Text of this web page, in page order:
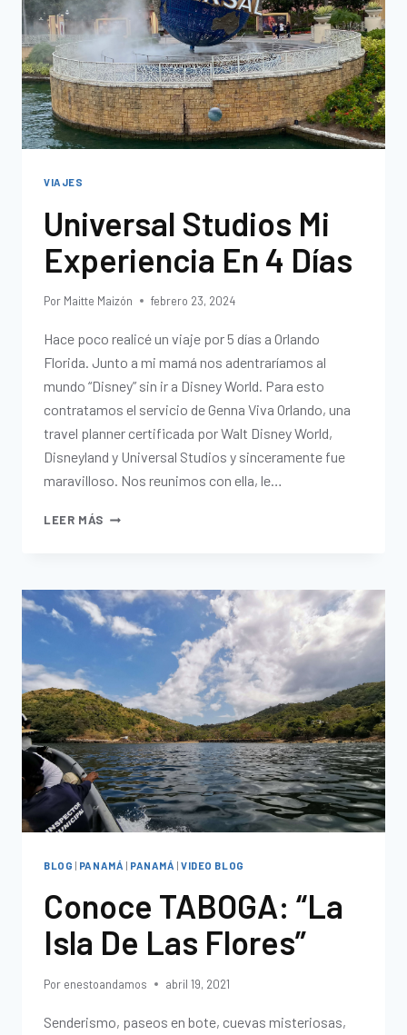
VIAJES
Universal Studios Mi
Experiencia En 4 Días
Por Maitte Maizón febrero 23, 2024
Hace poco realicé un viaje por 5 días a Orlando
Florida. Junto a mi mamá nos adentraríamos al
mundo “Disney” sin ir a Disney World. Para esto
contratamos el servicio de Genna Viva Orlando, una
travel planner certificada por Walt Disney World,
Disneyland y Universal Studios y sinceramente fue
maravilloso. Nos reunimos con ella, le…
LEER MÁS
BLOG | PANAMÁ | PANAMÁ |VIDEO BLOG
Conoce TABOGA: “La
Isla De Las Flores”
Por enestoandamos abril 19, 2021
Senderismo, paseos en bote, cuevas misteriosas,